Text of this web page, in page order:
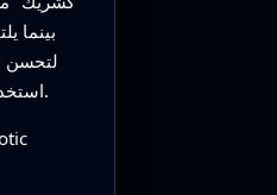
بينما
لتحسن
استخدام مضاداتنا الحيوية الحالية وتوفر نهجًا ذا شقين—ضرب البكتيريا وتهدئة استجابة الجسم—وهو أمر ذو قيمة خاصة في العدوى متعددة المقاومة والصعبة العلاج.